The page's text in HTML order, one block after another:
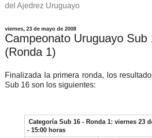
del Ajedrez Uruguayo
viernes, 23 de mayo de 2008
Campeonato Uruguayo Sub
(Ronda 1)
Finalizada la primera ronda, los
Sub 16 son los siguientes:
Categoría Sub 16 - Ronda 1: viernes 23
- 15:00 horas